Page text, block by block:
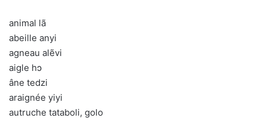
animal lã
abeille anyi
agneau alẽvi
aigle hɔ
âne tedzi
araignée yiyi
autruche tataboli, golo